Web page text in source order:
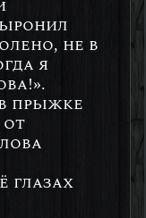
не в
я
прыжке
глазах